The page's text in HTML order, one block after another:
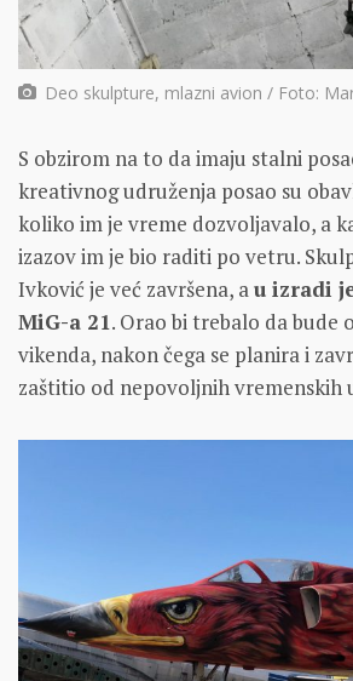
Deo skulpture, mlazni avion / Foto:
S obzirom na to da imaju stalni
kreativnog udruženja posao su
koliko im je vreme dozvoljavalo, a
izazov im je bio raditi po vetru.
Ivković je već završena, a u izradi
MiG-a 21. Orao bi trebalo da bude
vikenda, nakon čega se planira i
zaštitio od nepovoljnih vremenskih